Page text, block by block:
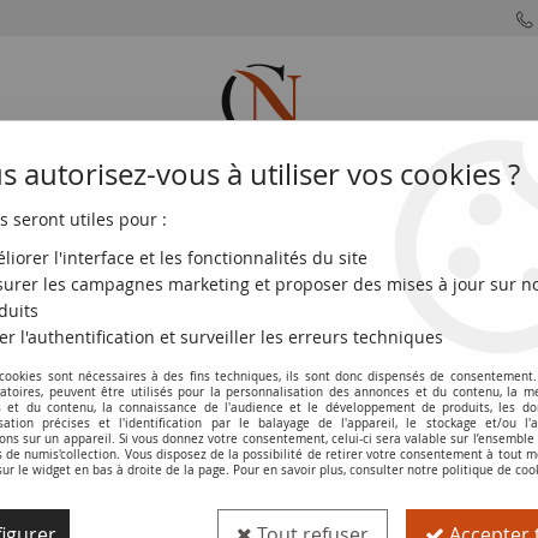
FRANÇAISES DU MONDE EUROS
Ukraine 10 Hryven 2018 - 100 ans de la Marine
Pièce Ukraine 10 Hryven 2018 - 100
Réf. :20300363
autorisez-vous à utiliser vos cookies ?
seront utiles pour :
l'interface et les fonctionnalités du site
les campagnes marketing et proposer des mises à jour sur
l'authentification et surveiller les erreurs techniques
sont nécessaires à des fins techniques, ils sont donc dispensés de
peuvent être utilisés pour la personnalisation des annonces et du contenu, la
et du contenu, la connaissance de l'audience et le développement de produits, les
précises et l'identification par le balayage de l'appareil, le stockage et/ou
sur un appareil. Si vous donnez votre consentement, celui-ci sera valable sur l’ensemble
de numis'collection. Vous disposez de la possibilité de retirer votre consentement à tout
le widget en bas à droite de la page. Pour en savoir plus, consulter notre politique de